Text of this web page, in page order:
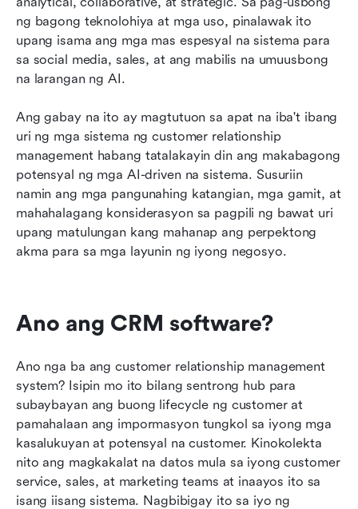
ng bagong teknolohiya at mga uso, pinalawak ito
upang isama ang mga mas espesyal na sistema para
sa social media, sales, at ang mabilis na umuusbong
na larangan ng AI.
Ang gabay na ito ay magtutuon sa apat na iba't ibang
uri ng mga sistema ng customer relationship
management habang tatalakayin din ang makabagong
potensyal ng mga AI-driven na sistema. Susuriin
namin ang mga pangunahing katangian, mga gamit, at
mahahalagang konsiderasyon sa pagpili ng bawat uri
upang matulungan kang mahanap ang perpektong
akma para sa mga layunin ng iyong negosyo.
Ano ang CRM software?
Ano nga ba ang customer relationship management
system? Isipin mo ito bilang sentrong hub para
subaybayan ang buong lifecycle ng customer at
pamahalaan ang impormasyon tungkol sa iyong mga
kasalukuyan at potensyal na customer. Kinokolekta
nito ang magkakalat na datos mula sa iyong customer
service, sales, at marketing teams at inaayos ito sa
isang iisang sistema. Nagbibigay ito sa iyo ng